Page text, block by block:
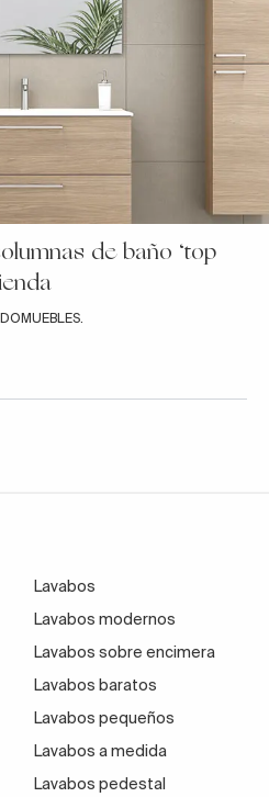
de baño ‘top
Lavabos
Lavabos modernos
Lavabos sobre encimera
Lavabos baratos
Lavabos pequeños
Lavabos a medida
Lavabos pedestal